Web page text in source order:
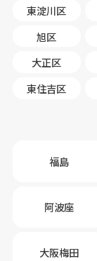
東淀川区
旭区
大正区
東住吉区
福島
阿波座
大阪梅田